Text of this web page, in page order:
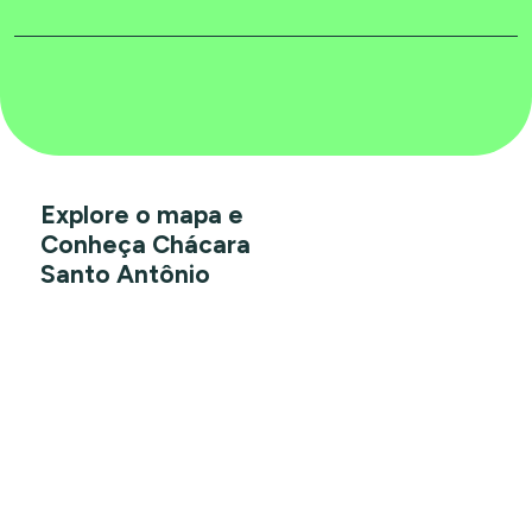
Explore o mapa e
Conheça Chácara
Santo Antônio